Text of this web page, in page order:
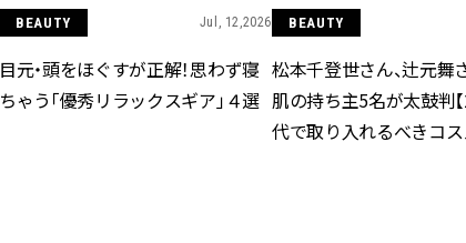
BEAUTY Jul, 12,2026
目元・頭をほぐすが正解！思わず寝
ちゃう「優秀リラックスギア」４選
BEAUTY
松本千登世さん、辻元舞
肌の持ち主5名が太鼓判【
代で取り入れるべきコス
BEAUTY Aug, 8, 2026
【シャネル】「ココ マドモアゼ
ル クラッシュ アプソリュ」の限
定カフェが登場！世界観に没入